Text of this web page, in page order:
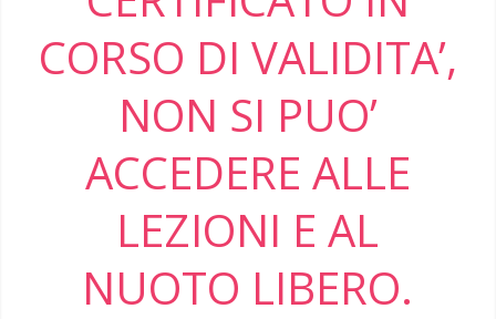
CORSO DI VALIDITA’,
NON SI PUO’
ACCEDERE ALLE
LEZIONI E AL
NUOTO LIBERO.